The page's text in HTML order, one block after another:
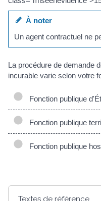
À noter
Un agent contractuel ne
La procédure de demande
incurable varie selon votre
Fonction publique
Fonction publique
Fonction publique
Textes de référence